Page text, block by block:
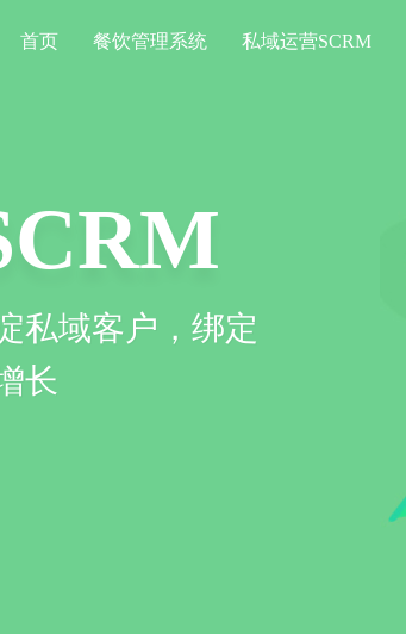
首页 餐饮管理系统 私域运营SCRM
私域客户，绑定
长